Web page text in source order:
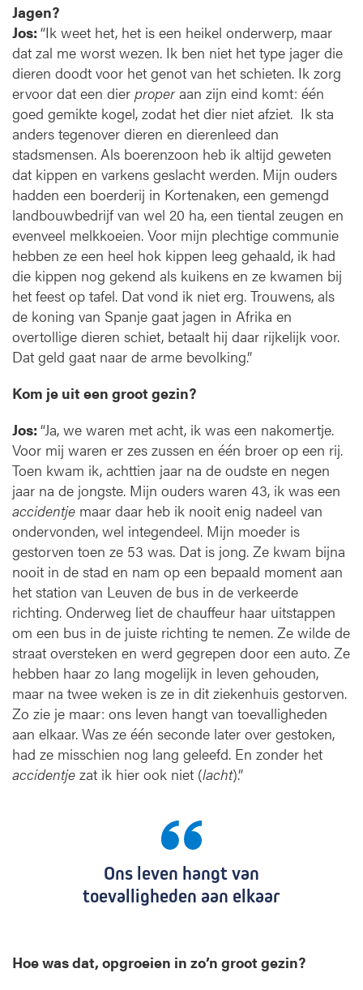
Jagen?
Jos: “Ik weet het, het is een heikel onderwerp, maar
dat zal me worst wezen. Ik ben niet het type jager die
dieren doodt voor het genot van het schieten. Ik zorg
ervoor dat een dier properaan zijn eind komt: één
goed gemikte kogel, zodat het dier niet afziet. Ik sta
anders tegenover dieren en dierenleed dan
stadsmensen. Als boerenzoon heb ik altijd geweten
dat kippen en varkens geslacht werden. Mijn ouders
hadden een boerderij in Kortenaken, een gemengd
landbouwbedrijf van wel 20 ha, een tiental zeugen en
evenveel melkkoeien. Voor mijn plechtige communie
hebben ze een heel hok kippen leeg gehaald, ik had
die kippen nog gekend als kuikens en ze kwamen bij
het feest op tafel. Dat vond ik niet erg. Trouwens, als
de koning van Spanje gaat jagen in Afrika en
overtollige dieren schiet, betaalt hij daar rijkelijk voor.
Dat geld gaat naar de arme bevolking.”
Kom je uit een groot gezin?
Jos: “Ja, we waren met acht, ik was een nakomertje.
Voor mij waren er zes zussen en één broer op een rij.
Toen kwam ik, achttien jaar na de oudste en negen
jaar na de jongste. Mijn ouders waren 43, ik was een
accidentje maar daar heb ik nooit enig nadeel van
ondervonden, wel integendeel. Mijn moeder is
gestorven toen ze 53 was. Dat is jong. Ze kwam bijna
nooit in de stad en nam op een bepaald moment aan
het station van Leuven de bus in de verkeerde
richting. Onderweg liet de chauffeur haar uitstappen
om een bus in de juiste richting te nemen. Ze wilde de
straat oversteken en werd gegrepen door een auto. Ze
hebben haar zo lang mogelijk in leven gehouden,
maar na twee weken is ze in dit ziekenhuis gestorven.
Zo zie je maar: ons leven hangt van toevalligheden
aan elkaar. Was ze één seconde later over gestoken,
had ze misschien nog lang geleefd. En zonder het
accidentje zat ik hier ook niet (lacht).”
Ons leven hangt van
toevalligheden aan elkaar
Hoe was dat, opgroeien in zo’n groot gezin?